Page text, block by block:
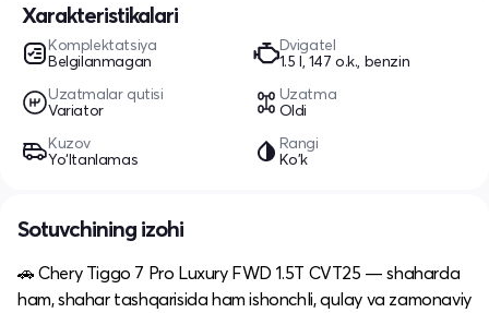
Xarakteristikalari
Komplektatsiya
Belgilanmagan
Dvigatel
1.5 l, 147 o.k., benzin
Uzatmalar qutisi
Variator
Uzatma
Oldi
Kuzov
Yo‘ltanlamas
Rangi
Ko'k
Sotuvchining izohi
🚗 Chery Tiggo 7 Pro Luxury FWD 1.5T CVT25 — shaharda
ham, shahar tashqarisida ham ishonchli, qulay va zamonaviy